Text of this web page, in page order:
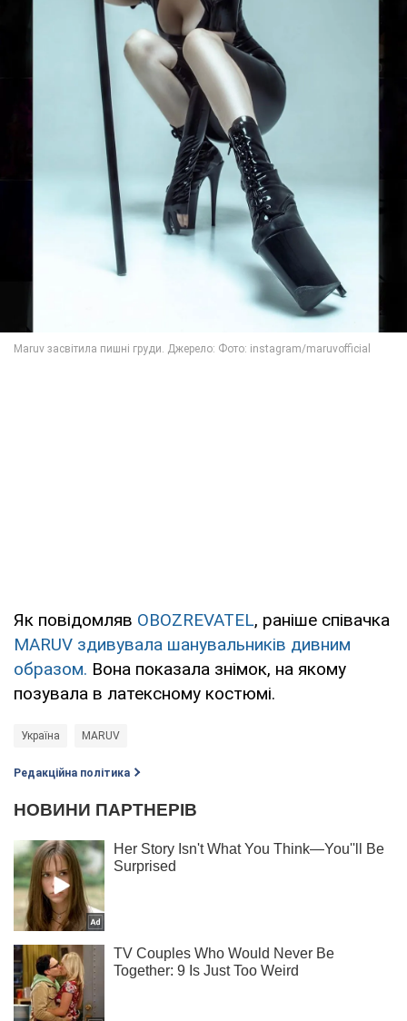
Як повідомляв OBOZREVATEL, раніше співачка
MARUV здивувала шанувальників дивним
образом. Вона показала знімок, на якому
позувала в латексному костюмі.
Україна MARUV
Редакційна політика